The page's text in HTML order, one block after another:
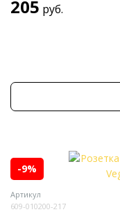
205 руб.
-9%
Артикул
609-010200-217